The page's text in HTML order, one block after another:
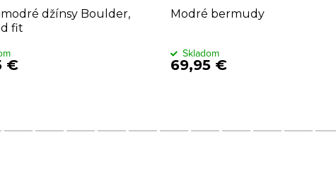
džínsy Boulder,
fit
€
Modré bermudy
69,95 €
Skladom